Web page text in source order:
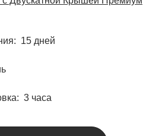
15 дней
3 часа